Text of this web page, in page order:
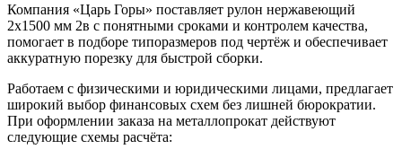
Компания «Царь Горы» поставляет рулон нержавеющий
2х1500 мм 2в с понятными сроками и контролем качества,
помогает в подборе типоразмеров под чертёж и обеспечивает
аккуратную порезку для быстрой сборки.
Работаем с физическими и юридическими лицами, предлагает
широкий выбор финансовых схем без лишней бюрократии.
При оформлении заказа на металлопрокат действуют
следующие схемы расчёта: